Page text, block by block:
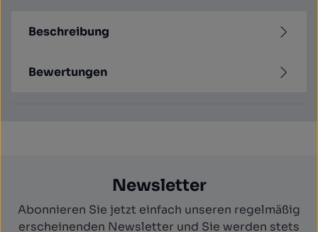
Beschreibung
Bewertungen
Newsletter
Abonnieren Sie jetzt einfach unseren regelmäßig
erscheinenden Newsletter und Sie werden stets